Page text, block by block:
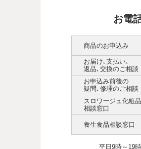
お電
商品のお申込み
お届け､支払い､
返品､交換のご相談
お申込み前後の
疑問､修理のご相談
スロワージュ化粧品
相談窓口
養生食品相談窓口
平日9時～19